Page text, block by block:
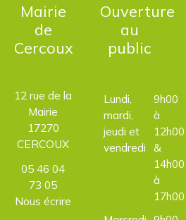
Mairie
de
Cercoux
12 rue de la
Mairie
17270
CERCOUX
05 46 04
73 05
Nous écrire
Ouverture
au
public
Lundi,
mardi,
jeudi et
vendredi
9h00
à
12h00
&
14h00
à
17h00